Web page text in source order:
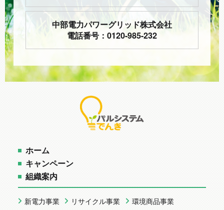
中部電力パワーグリッド株式会社
電話番号：0120-985-232
ホーム
キャンペーン
組織案内
新電力事業 リサイクル事業
環境商品事業